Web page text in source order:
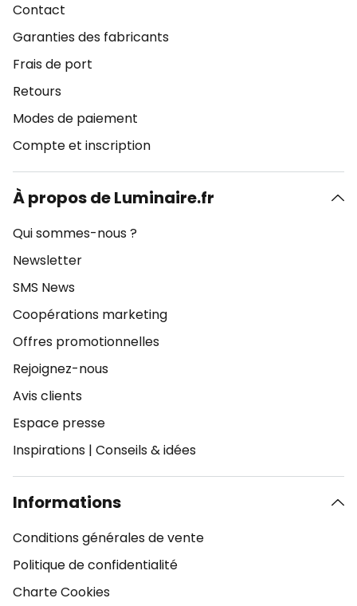
Contact
Garanties des fabricants
Frais de port
Retours
Modes de paiement
Compte et inscription
À propos de Luminaire.fr
Qui sommes-nous ?
Newsletter
SMS News
Coopérations marketing
Offres promotionnelles
Rejoignez-nous
Avis clients
Espace presse
Inspirations | Conseils & idées
Informations
Conditions générales de vente
Politique de confidentialité
Charte Cookies